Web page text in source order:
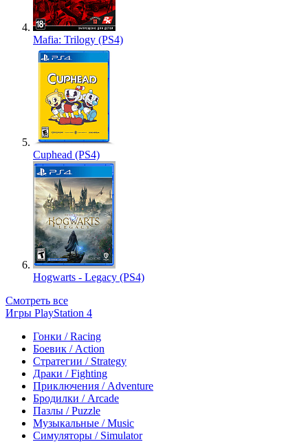
Mafia: Trilogy (PS4)
Cuphead (PS4)
Hogwarts - Legacy (PS4)
Смотреть все
Игры PlayStation 4
Гонки / Racing
Боевик / Action
Стратегии / Strategy
Драки / Fighting
Приключения / Adventure
Бродилки / Arcade
Пазлы / Puzzle
Музыкальные / Music
Симуляторы / Simulator